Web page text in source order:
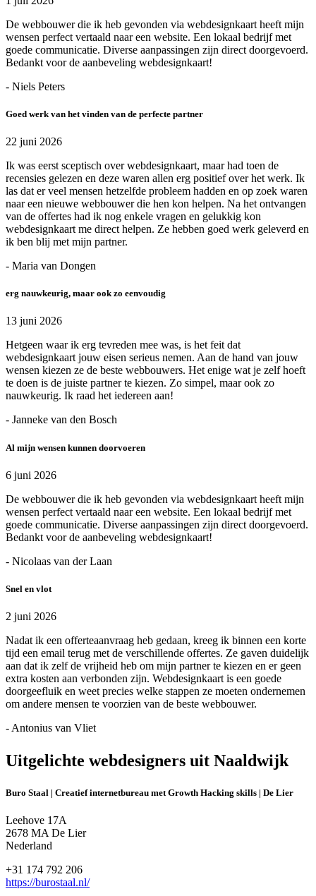
De webbouwer die ik heb gevonden via webdesignkaart heeft mijn
wensen perfect vertaald naar een website. Een lokaal bedrijf met
goede communicatie. Diverse aanpassingen zijn direct doorgevoerd.
Bedankt voor de aanbeveling webdesignkaart!
- Niels Peters
Goed werk van het vinden van de perfecte partner
22 juni 2026
Ik was eerst sceptisch over webdesignkaart, maar had toen de
recensies gelezen en deze waren allen erg positief over het werk. Ik
las dat er veel mensen hetzelfde probleem hadden en op zoek waren
naar een nieuwe webbouwer die hen kon helpen. Na het ontvangen
van de offertes had ik nog enkele vragen en gelukkig kon
webdesignkaart me direct helpen. Ze hebben goed werk geleverd en
ik ben blij met mijn partner.
- Maria van Dongen
erg nauwkeurig, maar ook zo eenvoudig
13 juni 2026
Hetgeen waar ik erg tevreden mee was, is het feit dat
webdesignkaart jouw eisen serieus nemen. Aan de hand van jouw
wensen kiezen ze de beste webbouwers. Het enige wat je zelf hoeft
te doen is de juiste partner te kiezen. Zo simpel, maar ook zo
nauwkeurig. Ik raad het iedereen aan!
- Janneke van den Bosch
Al mijn wensen kunnen doorvoeren
6 juni 2026
De webbouwer die ik heb gevonden via webdesignkaart heeft mijn
wensen perfect vertaald naar een website. Een lokaal bedrijf met
goede communicatie. Diverse aanpassingen zijn direct doorgevoerd.
Bedankt voor de aanbeveling webdesignkaart!
- Nicolaas van der Laan
Snel en vlot
2 juni 2026
Nadat ik een offerteaanvraag heb gedaan, kreeg ik binnen een korte
tijd een email terug met de verschillende offertes. Ze gaven duidelijk
aan dat ik zelf de vrijheid heb om mijn partner te kiezen en er geen
extra kosten aan verbonden zijn. Webdesignkaart is een goede
doorgeefluik en weet precies welke stappen ze moeten ondernemen
om andere mensen te voorzien van de beste webbouwer.
- Antonius van Vliet
Uitgelichte webdesigners uit Naaldwijk
Buro Staal | Creatief internetbureau met Growth Hacking skills | De Lier
Leehove 17A
2678 MA De Lier
Nederland
+31 174 792 206
https://burostaal.nl/